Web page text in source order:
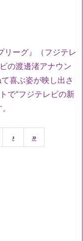
リーグ』（フジテレ
の渡邊渚アナウン
喜ぶ姿が映し出さ
で“フジテレビの新
› »